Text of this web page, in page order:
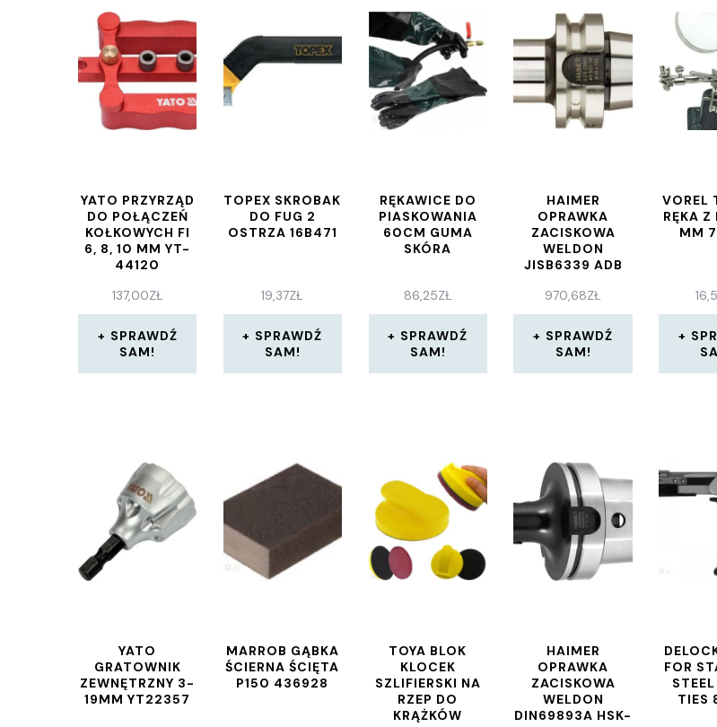
YATO PRZYRZĄD
DO POŁĄCZEŃ
KOŁKOWYCH FI
6, 8, 10 MM YT-
44120
137,00ZŁ
SPRAWDŹ
SAM!
TOPEX SKROBAK
DO FUG 2
OSTRZA 16B471
19,37ZŁ
SPRAWDŹ
SAM!
RĘKAWICE DO
PIASKOWANIA
60CM GUMA
SKÓRA
86,25ZŁ
SPRAWDŹ
SAM!
HAIMER
OPRAWKA
ZACISKOWA
WELDON
JISB6339 ADB
8232325020
970,68ZŁ
SPRAWDŹ
SAM!
VOREL
RĘKA Z
MM
YATO
GRATOWNIK
ZEWNĘTRZNY 3-
19MM YT22357
MARROB GĄBKA
ŚCIERNA ŚCIĘTA
P150 436928
TOYA BLOK
KLOCEK
SZLIFIERSKI NA
RZEP DO
KRĄŻKÓW
HAIMER
OPRAWKA
ZACISKOWA
WELDON
DIN69893A HSK-
FOR
TIES